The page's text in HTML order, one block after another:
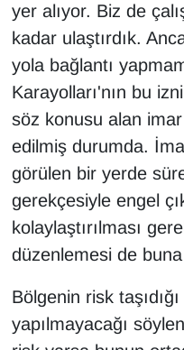
yer alıyor. Biz de
kadar ulaştırdık.
yola bağlantı
Karayolları'nın bu
söz konusu alan
edilmiş durumda.
görülen bir yerde
gerekçesiyle engel
kolaylaştırılması
düzenlemesi de buna
Bölgenin risk
yapılmayacağı